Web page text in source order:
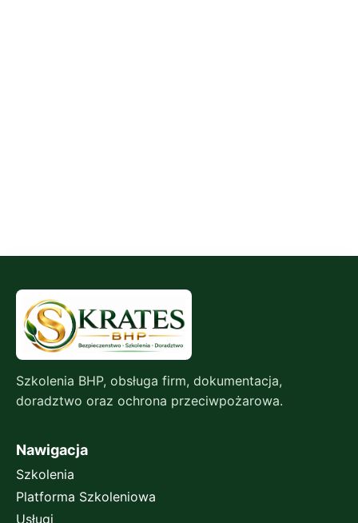
Szkolenia BHP, obsługa firm, dokumentacja,
doradztwo oraz ochrona przeciwpożarowa.
Nawigacja
Szkolenia
Platforma Szkoleniowa
Usługi